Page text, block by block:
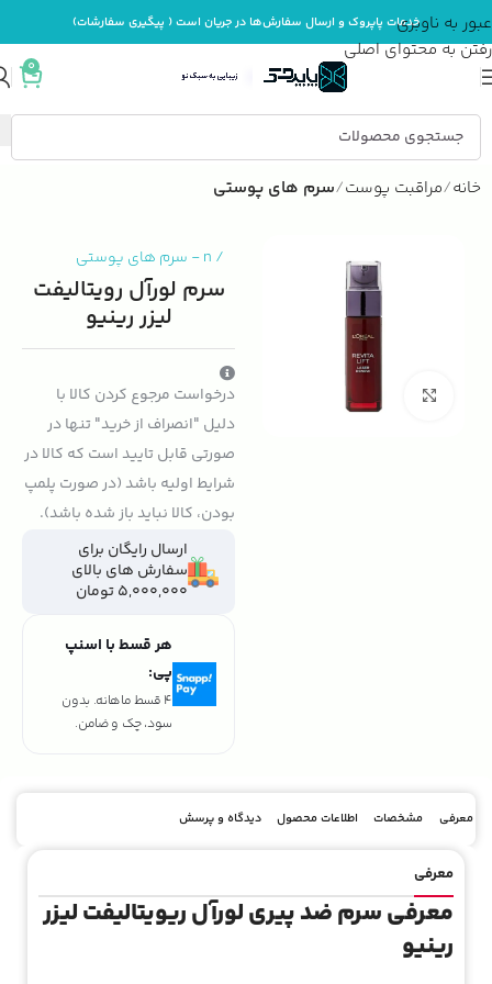
عبور به ناوبری
رفتن به محتوای اصلی
خدمات پاپروک و ارسال سفارش‌ها در جریان است ( پیگیری سفارشات)
0
خانه مراقبت پوست سرم های پوستی
بزرگنمایی تصویر
/
n
- سرم های پوستی
سرم لورآل رویتالیفت
لیزر رینیو
درخواست مرجوع کردن کالا با
دلیل "انصراف از خرید" تنها در
صورتی قابل تایید است که کالا در
شرایط اولیه باشد (در صورت پلمپ
بودن، کالا نباید باز شده باشد).
ارسال رایگان برای
سفارش های بالای
5,000,000 تومان
هر قسط با اسنپ
پی:
4 قسط ماهانه. بدون
سود، چک و ضامن.
معرفی مشخصات اطلاعات محصول دیدگاه و پرسش
معرفی
معرفی سرم ضد پیری لورآل ریویتالیفت لیزر
رینیو